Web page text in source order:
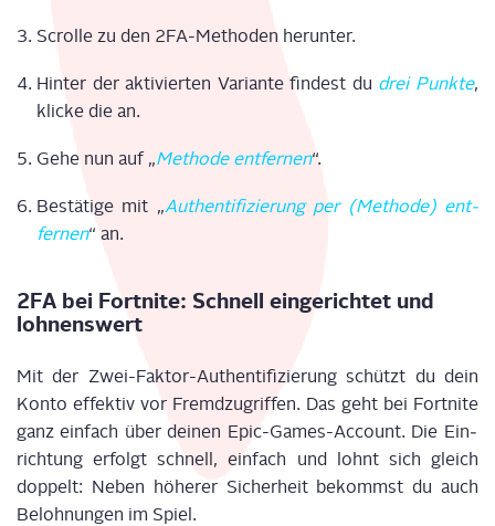
Scrol­le zu den 2FA-Metho­den her­un­ter.
Hin­ter der akti­vier­ten Vari­an­te fin­dest du drei Punk­te,
kli­cke die an.
Gehe nun auf „Metho­de ent­fer­nen“.
Bestä­ti­ge mit „Authen­ti­fi­zie­rung per (Metho­de) ent­
fer­nen“ an.
2FA bei Fort­ni­te: Schnell ein­ge­rich­tet und
lohnenswert
Mit der Zwei-Fak­tor-Authen­ti­fi­zie­rung schützt du dein
Kon­to effek­tiv vor Fremd­zu­grif­fen. Das geht bei Fort­ni­te
ganz ein­fach über dei­nen Epic-Games-Account. Die Ein­
rich­tung erfolgt schnell, ein­fach und lohnt sich gleich
dop­pelt: Neben höhe­rer Sicher­heit bekommst du auch
Beloh­nun­gen im Spiel.